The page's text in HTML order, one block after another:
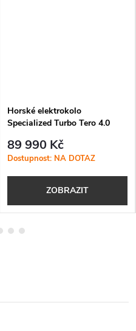
Horské elektrokolo
Specialized Turbo Tero 4.0
Pistachio / Dolomite
89 990 Kč
Dostupnost: NA DOTAZ
ZOBRAZIT